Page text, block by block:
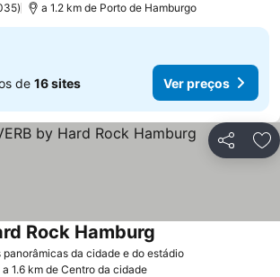
a 1.2 km de Porto de Hamburgo
de 16 sites Ver preços
Partilhar
panorâmicas da cidade e do estádioVer preços
Rock Hamburg
a 1.6 km de Centro da cidade